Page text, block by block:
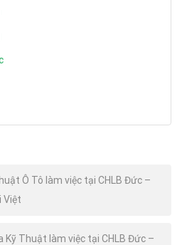
Ô Tô làm việc tại CHLB Đức –
Việt
Kỹ Thuật làm việc tại CHLB Đức –